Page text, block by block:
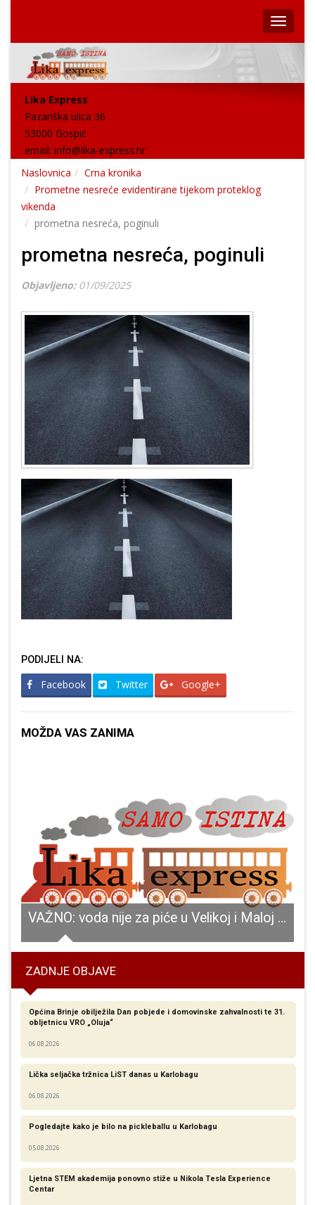
Lika Express
Pazariška ulica 36
53000 Gospić
email: info@lika-express.hr
Naslovnica
Crna kronika
Prometne nesreće evidentirane tijekom proteklog
vikenda
prometna nesreća, poginuli
prometna nesreća, poginuli
Objavljeno: 01/09/2025
PODIJELI NA:
Facebook Twitter Google+
MOŽDA VAS ZANIMA
VAŽNO: voda nije za piće u Velikoj i Maloj Plani, Podastrani i Donjim Pazarištima
ZADNJE OBJAVE
Općina Brinje obilježila Dan pobjede i domovinske zahvalnosti te 31.
obljetnicu VRO „Oluja“
06.08.2026
Lička seljačka tržnica LiST danas u Karlobagu
06.08.2026
Pogledajte kako je bilo na pickleballu u Karlobagu
05.08.2026
Ljetna STEM akademija ponovno stiže u Nikola Tesla Experience
Centar